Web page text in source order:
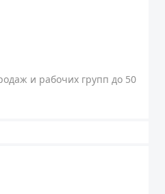
и рабочих групп до 50